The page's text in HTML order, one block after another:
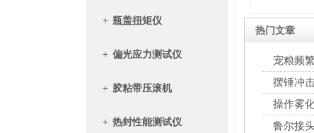
+ 瓶盖扭矩仪
+ 偏光应力测试仪
+ 胶粘带压滚机
+ 热封性能测试仪
热门文章
宠粮频
套质控方
摆锤冲
软包装抗
操作雾
鲁尔接